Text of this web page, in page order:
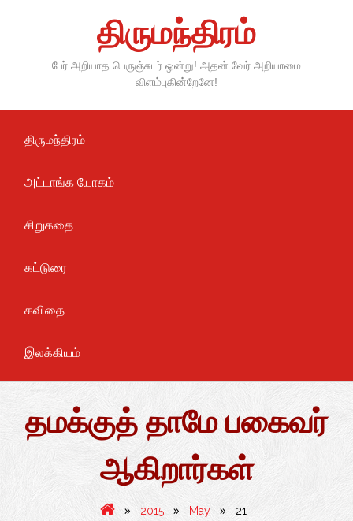
திருமந்திரம்
பேர் அறியாத பெருஞ்சுடர் ஒன்று! அதன் வேர் அறியாமை
விளம்புகின்றேனே!
திருமந்திரம்
அட்டாங்க யோகம்
சிறுகதை
கட்டுரை
கவிதை
இலக்கியம்
தமக்குத் தாமே பகைவர்
ஆகிறார்கள்
» 2015 » May » 21